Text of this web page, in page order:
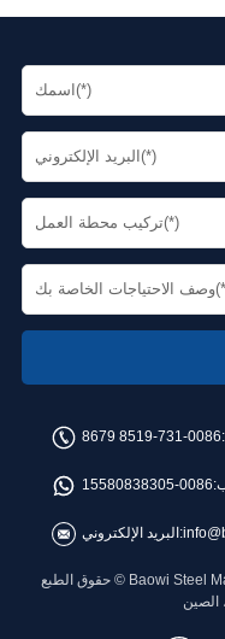
0086-731-8519 8679
0086-15580838305
البريد الإلكتروني:
الصين